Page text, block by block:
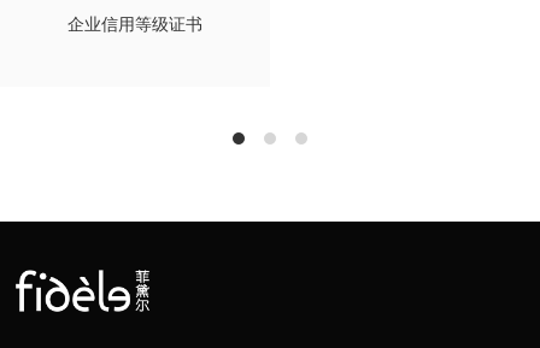
企业信用等级证书